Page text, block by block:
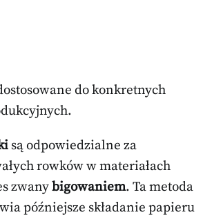
do konkretnych
są odpowiedzialne za
rowków w materiałach
zwanybigowaniem. Ta metoda
późniejsze składanie papieru